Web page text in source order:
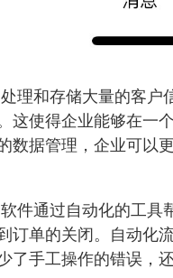
理和存储大量的客
这使得企业能够在一
数据管理，企业可以
件通过自动化的工具
订单的关闭。自动化
了手工操作的错误，